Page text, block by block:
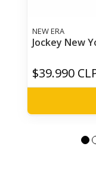
NEW ERA
Jockey New
$39.990